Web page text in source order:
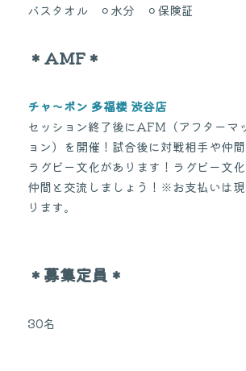
バスタオル　⚪︎水分　⚪︎保険証
＊AMF＊
チャ～ボン 多福楼 渋谷店
セッション終了後にAFM（アフターマ
ョン）を開催！試合後に対戦相手や仲
ラグビー文化があります！ラグビー文
仲間と交流しましょう！※お支払いは
ります。
＊募集定員＊
30名